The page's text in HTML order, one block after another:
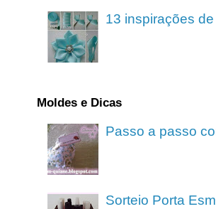
13 inspirações
Moldes e Dicas
Passo a passo
Sorteio Porta